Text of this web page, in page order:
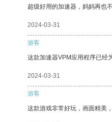
超级好用的加速器，妈妈再也
2024-03-31
游客
这款加速器VPM应用程序已经
2024-03-31
游客
这款游戏非常好玩，画面精美